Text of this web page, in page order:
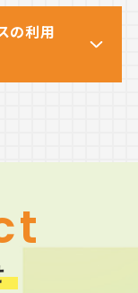
の利用